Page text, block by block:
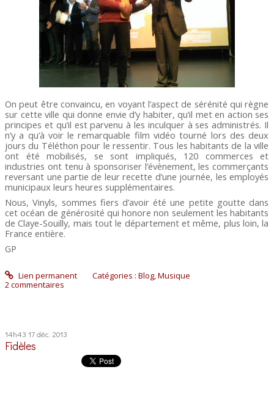
On peut être convaincu, en voyant l’aspect de sérénité qui règne
sur cette ville qui donne envie d’y habiter, qu’il met en action ses
principes et qu’il est parvenu à les inculquer à ses administrés. Il
n’y a qu’à voir le remarquable film vidéo tourné lors des deux
jours du Téléthon pour le ressentir. Tous les habitants de la ville
ont été mobilisés, se sont impliqués, 120 commerces et
industries ont tenu à sponsoriser l’évènement, les commerçants
reversant une partie de leur recette d’une journée, les employés
municipaux leurs heures supplémentaires.
Nous, Vinyls, sommes fiers d’avoir été une petite goutte dans
cet océan de générosité qui honore non seulement les habitants
de Claye-Souilly, mais tout le département et même, plus loin, la
France entière.
GP
Lien permanent Catégories : Blog, Musique
2 commentaires
14h43 17déc. 2013
Fidèles